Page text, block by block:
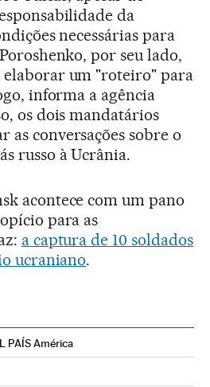
da
necessárias para
por seu lado,
elaborar um "roteiro" para
informa a agência
os dois mandatários
as conversações sobre o
russo à Ucrânia.
acontece com um pano
para as
a captura de 10 soldados
ucraniano.
PAÍS América
en Twitter
Brasil en Instagram
País Brasil en Facebook